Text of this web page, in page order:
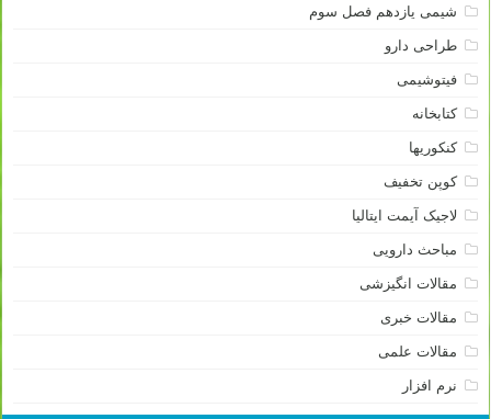
شیمی یازدهم فصل سوم
طراحی دارو
فیتوشیمی
کتابخانه
کنکوریها
کوپن تخفیف
لاجیک آیمت ایتالیا
مباحث دارویی
مقالات انگیزشی
مقالات خبری
مقالات علمی
نرم افزار